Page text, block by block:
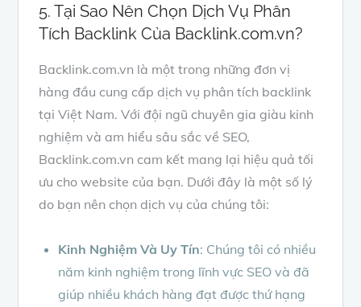
5. Tại Sao Nên Chọn Dịch Vụ Phân
Tích Backlink Của Backlink.com.vn?
Backlink.com.vn là một trong những đơn vị
hàng đầu cung cấp dịch vụ phân tích backlink
tại Việt Nam. Với đội ngũ chuyên gia giàu kinh
nghiệm và am hiểu sâu sắc về SEO,
Backlink.com.vn cam kết mang lại hiệu quả tối
ưu cho website của bạn. Dưới đây là một số lý
do bạn nên chọn dịch vụ của chúng tôi:
Kinh Nghiệm Và Uy Tín: Chúng tôi có nhiều
năm kinh nghiệm trong lĩnh vực SEO và đã
giúp nhiều khách hàng đạt được thứ hạng